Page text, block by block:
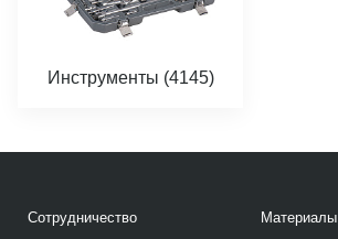
Инструменты (4145)
Сотрудничество Материалы